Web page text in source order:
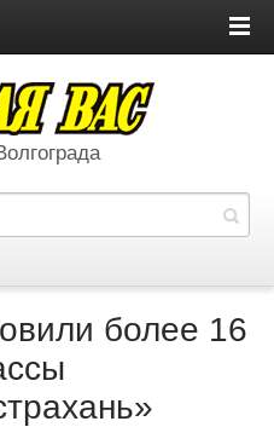
более 16